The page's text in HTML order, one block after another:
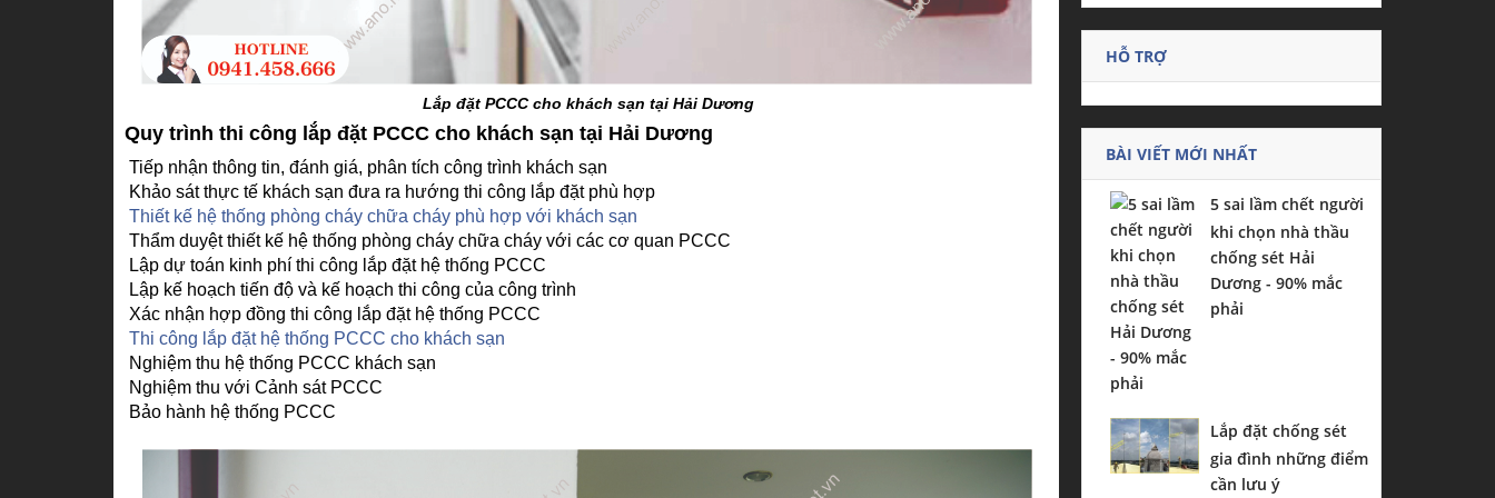
Lắp đặt PCCC cho khách sạn tại Hải Dương
Quy trình thi công lắp đặt PCCC cho khách sạn tại Hải Dương
Tiếp nhận thông tin, đánh giá, phân tích công trình khách sạn
Khảo sát thực tế khách sạn đưa ra hướng thi công lắp đặt phù hợp
Thiết kế hệ thống phòng cháy chữa cháy phù hợp với khách sạn
Thẩm duyệt thiết kế hệ thống phòng cháy chữa cháy với các cơ quan PCCC
Lập dự toán kinh phí thi công lắp đặt hệ thống PCCC
Lập kế hoạch tiến độ và kế hoạch thi công của công trình
Xác nhận hợp đồng thi công lắp đặt hệ thống PCCC
Thi công lắp đặt hệ thống PCCC cho khách sạn
Nghiệm thu hệ thống PCCC khách sạn
Nghiệm thu với Cảnh sát PCCC
Bảo hành hệ thống PCCC
HỖ TRỢ
BÀI VIẾT MỚI NHẤT
5 sai lầm chết người
khi chọn nhà thầu
chống sét Hải
Dương - 90% mắc
phải
Lắp đặt chống sét
gia đình những điểm
cần lưu ý